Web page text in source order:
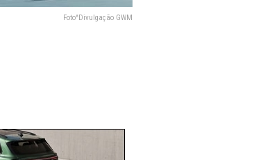
Foto^Divulgação GWM